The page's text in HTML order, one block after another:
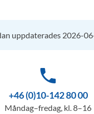
uppdaterades 2026-
phone
+46 (0)10-142 80 00
Måndag–fredag, kl. 8–16